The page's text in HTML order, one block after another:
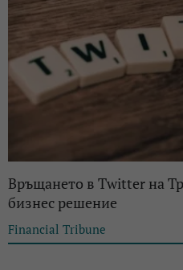
Връщането в Twitter на
бизнес решение
Financial Tribune